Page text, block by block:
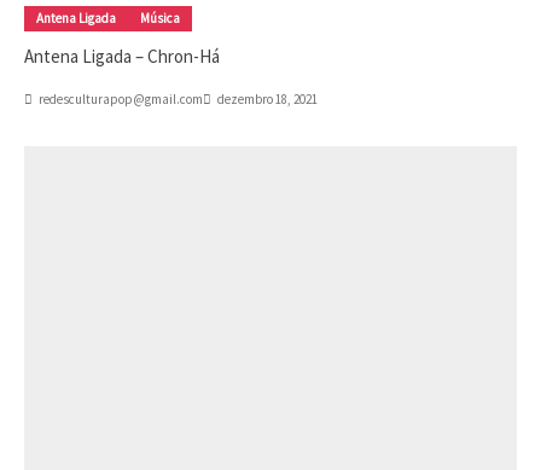
Antena Ligada Música
Antena Ligada – Chron-Há
redesculturapop@gmail.com dezembro 18, 2021